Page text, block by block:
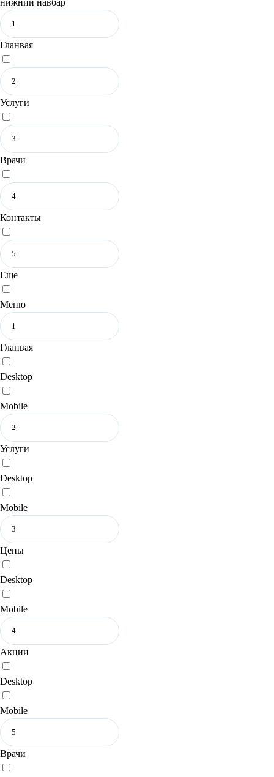
нижний навбар
Гланвая
Услуги
Врачи
Контакты
Еще
Меню
Гланвая
Desktop
Mobile
Услуги
Desktop
Mobile
Цены
Desktop
Mobile
Акции
Desktop
Mobile
Врачи